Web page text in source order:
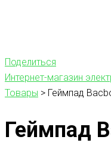
Поделиться
Интернет-магазин
Товары > Геймпад
Геймпад